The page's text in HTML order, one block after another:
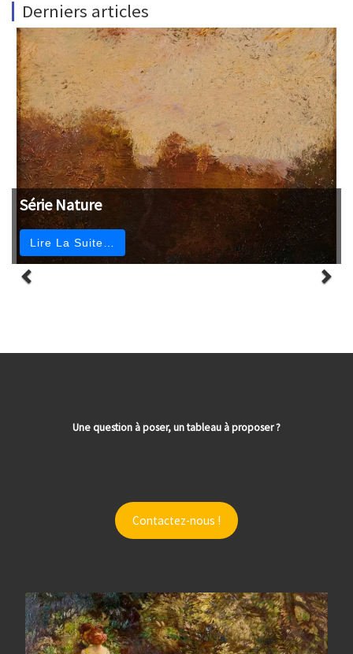
Derniers articles
Série Nature
Lire La Suite…
Une question à poser, un tableau à proposer ?
Contactez-nous !